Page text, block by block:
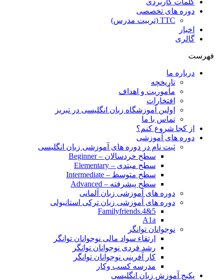
کلمات کاربردی
دوره های تخصصی
TTC (تربیت مدرس)
اخبار
گالری
فهرست
درباره ما
تاریخچه
مأموریت و اهداف
افتخارات
اولین آموزشگاه زبان انگلیسی در تبریز
تماس با ما
از کجا شروع کنم؟
دوره های آموزشی
ثبت نام در دوره های آموزشی زبان انگلیسی
سطح خردسالان – Beginner
سطح مبتدی – Elementary
سطح متوسط – Intermediate
سطح پیشرفته – Advanced
دوره های آموزشی زبان آلمانی
دوره های آموزشی زبان ترکی استانبولی
Familyfriends.4&5
A1a
نوجوانان توانگر
ارتقاء سواد مالی نوجوانان توانگر
رشد فردی نوجوانان توانگر
کار آفرینی نوجوانان توانگر
مدرسه کسب وکار
پکیج آموزش زبان انگلیسی